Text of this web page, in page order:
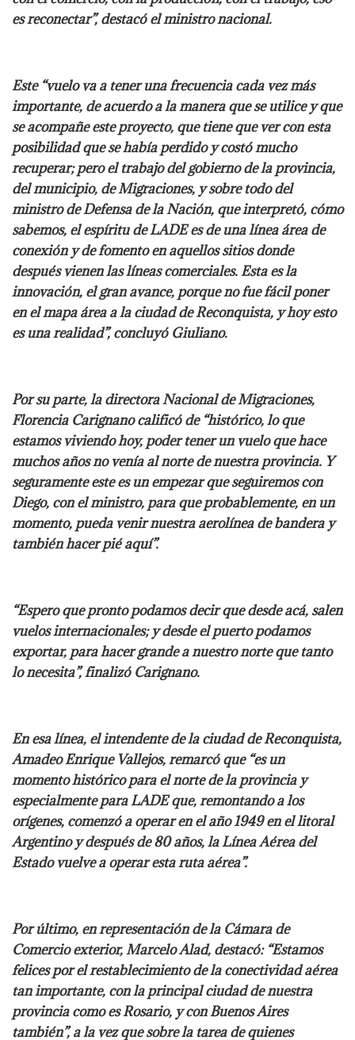
es reconectar”, destacó el ministro nacional.
Este “vuelo va a tener una frecuencia cada vez más
importante, de acuerdo a la manera que se utilice y que
se acompañe este proyecto, que tiene que ver con esta
posibilidad que se había perdido y costó mucho
recuperar; pero el trabajo del gobierno de la provincia,
del municipio, de Migraciones, y sobre todo del
ministro de Defensa de la Nación, que interpretó, cómo
sabemos, el espíritu de LADE es de una línea área de
conexión y de fomento en aquellos sitios donde
después vienen las líneas comerciales. Esta es la
innovación, el gran avance, porque no fue fácil poner
en el mapa área a la ciudad de Reconquista, y hoy esto
es una realidad”, concluyó Giuliano.
Por su parte, la directora Nacional de Migraciones,
Florencia Carignano calificó de “histórico, lo que
estamos viviendo hoy, poder tener un vuelo que hace
muchos años no venía al norte de nuestra provincia. Y
seguramente este es un empezar que seguiremos con
Diego, con el ministro, para que probablemente, en un
momento, pueda venir nuestra aerolínea de bandera y
también hacer pié aquí”.
“Espero que pronto podamos decir que desde acá, salen
vuelos internacionales; y desde el puerto podamos
exportar, para hacer grande a nuestro norte que tanto
lo necesita”, finalizó Carignano.
En esa línea, el intendente de la ciudad de Reconquista,
Amadeo Enrique Vallejos, remarcó que “es un
momento histórico para el norte de la provincia y
especialmente para LADE que, remontando a los
orígenes, comenzó a operar en el año 1949 en el litoral
Argentino y después de 80 años, la Línea Aérea del
Estado vuelve a operar esta ruta aérea”.
Por último, en representación de la Cámara de
Comercio exterior, Marcelo Alad, destacó: “Estamos
felices por el restablecimiento de la conectividad aérea
tan importante, con la principal ciudad de nuestra
provincia como es Rosario, y con Buenos Aires
también”, a la vez que sobre la tarea de quienes